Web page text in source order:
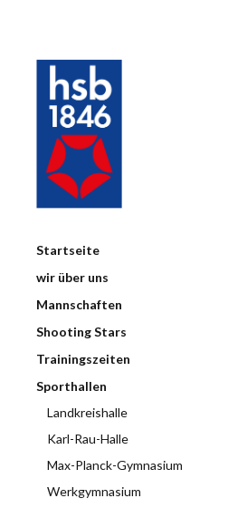
Startseite
wir über uns
Mannschaften
Shooting Stars
Trainingszeiten
Sporthallen
Landkreishalle
Karl-Rau-Halle
Max-Planck-Gymnasium
Werkgymnasium